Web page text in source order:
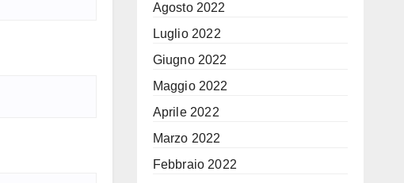
Agosto 2022
Luglio 2022
Giugno 2022
Maggio 2022
Aprile 2022
Marzo 2022
Febbraio 2022